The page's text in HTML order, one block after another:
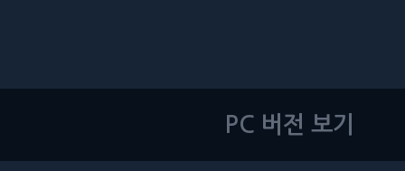
PC 버전 보기